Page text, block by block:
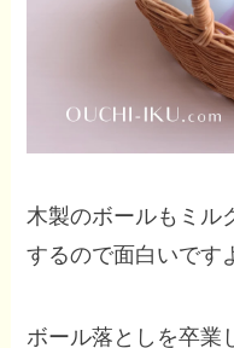
木製のボールもミル
するので面白いです
ボール落としを卒業